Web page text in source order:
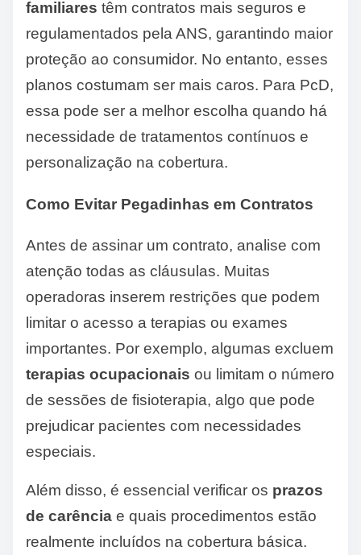
familiares têm contratos mais seguros e
regulamentados pela ANS, garantindo maior
proteção ao consumidor. No entanto, esses
planos costumam ser mais caros. Para PcD,
essa pode ser a melhor escolha quando há
necessidade de tratamentos contínuos e
personalização na cobertura.
Como Evitar Pegadinhas em Contratos
Antes de assinar um contrato, analise com
atenção todas as cláusulas. Muitas
operadoras inserem restrições que podem
limitar o acesso a terapias ou exames
importantes. Por exemplo, algumas excluem
terapias ocupacionais ou limitam o número
de sessões de fisioterapia, algo que pode
prejudicar pacientes com necessidades
especiais.
Além disso, é essencial verificar os prazos
de carência e quais procedimentos estão
realmente incluídos na cobertura básica.